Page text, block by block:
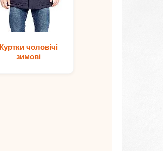
Куртки чоловічі
зимові